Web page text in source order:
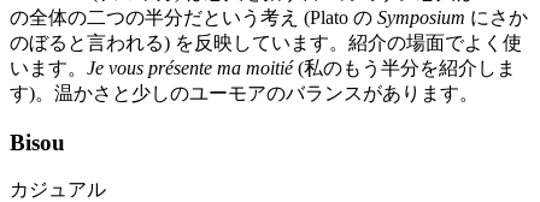
の全体の二つの半分だという考え (Plato の Symposium にさか
のぼると言われる) を反映しています。紹介の場面でよく使
います。 Je vous présente ma moitié(私のもう半分を紹介しま
す)。温かさと少しのユーモアのバランスがあります。
Bisou
カジュアル